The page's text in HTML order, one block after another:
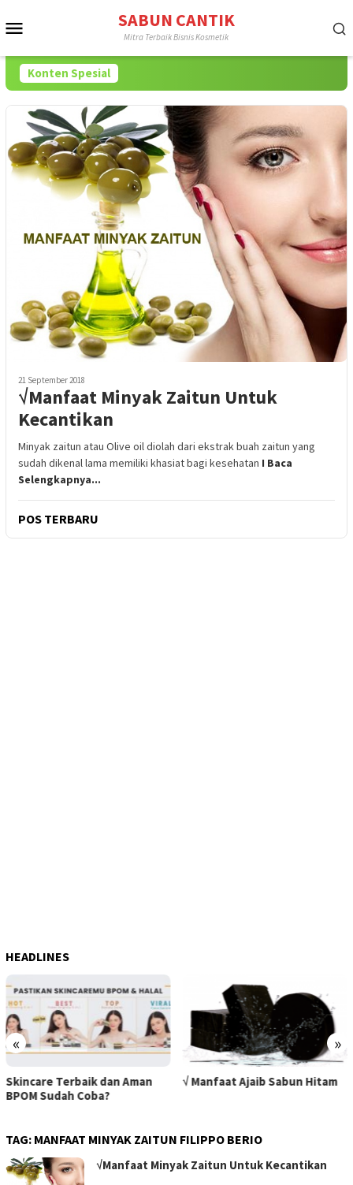
ke
SABUN CANTIK
Mitra Terbaik Bisnis Kosmetik
Konten Spesial
21 September 2018
√Manfaat Minyak Zaitun Untuk
Kecantikan
Minyak zaitun atau Olive oil diolah dari ekstrak buah zaitun yang
sudah dikenal lama memiliki khasiat bagi kesehatan I Baca
Selengkapnya...
POS TERBARU
HEADLINES
« »
Skincare Terbaik dan Aman
BPOM Sudah Coba?
√ Manfaat Ajaib Sabun Hitam
TAG: MANFAAT MINYAK ZAITUN FILIPPO BERIO
√Manfaat Minyak Zaitun Untuk Kecantikan